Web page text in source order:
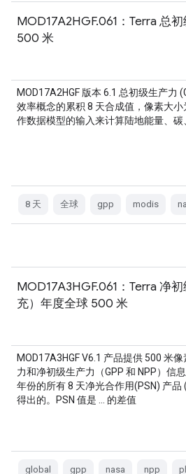
MOD17A2HGF.061：Terra 总
500 米
MOD17A2HGF 版本 6.1 总初级生产力
效率概念的累积 8 天合成值，像素大
作数据模型的输入来计算陆地能量、碳
8 天 全球 gpp modis
MOD17A3HGF.061：Terra 净
充）年度全球 500 米
MOD17A3HGF V6.1 产品提供 500 米
力和净初级生产力（GPP 和 NPP）信
年份的所有 8 天净光合作用(PSN) 产
得出的。PSN 值是 … 的差值
global gpp nasa npp